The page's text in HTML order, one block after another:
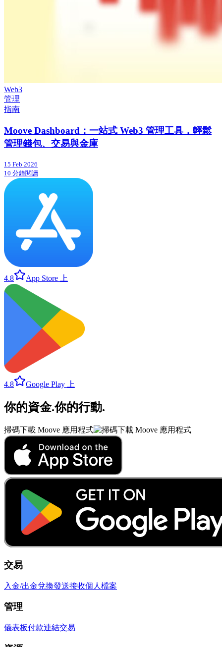
Web3
管理
指南
Moove Dashboard：一站式 Web3 管理工具，輕鬆
管理錢包、交易與金庫
15 Feb 2026
10 分鐘閱讀
4.8 App Store 上
4.8 Google Play 上
你的資金.你的行動.
掃碼下載 Moove 應用程式
交易
入金/出金兌換發送接收個人檔案
管理
儀表板付款連結交易